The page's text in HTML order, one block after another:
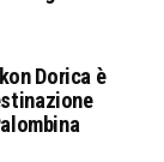
Dorica è